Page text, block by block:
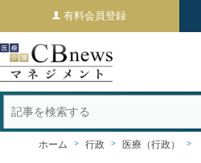
有料会員登録
ホーム 行政 医療（行政）